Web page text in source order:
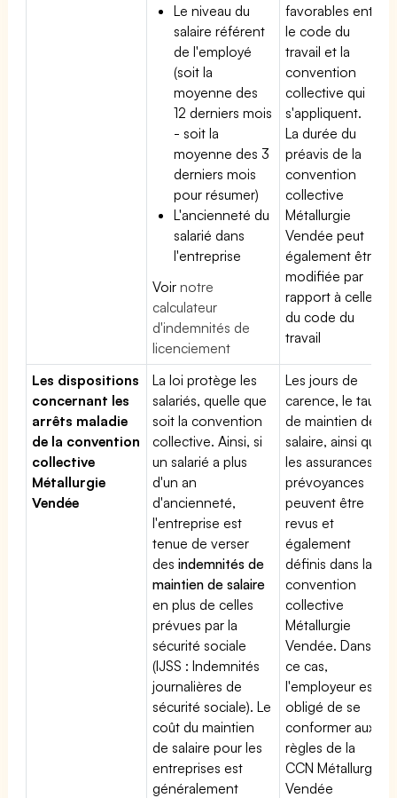
Le niveau du
salaire référent
de l'employé
(soit la
moyenne des
12 derniers mois
- soit la
moyenne des 3
derniers mois
pour résumer)
L'ancienneté du
salarié dans
l'entreprise
Voirnotre
calculateur
d'indemnités de
licenciement
favorables entre
le code du
travail et la
convention
collective qui
s'appliquent.
La durée du
préavis de la
convention
collective
Métallurgie
Vendée peut
également être
modifiée par
rapport à celle
du code du
travail
Les dispositions
concernant les
arrêts maladie
de la convention
collective
Métallurgie
Vendée
La loi protège les
salariés, quelle que
soit la convention
collective. Ainsi, si
un salarié a plus
d'un an
d'ancienneté,
l'entreprise est
tenue de verser
desindemnités de
maintien de salaire
en plus de celles
prévues par la
sécurité sociale
(IJSS : Indemnités
journalières de
sécurité sociale). Le
coût du maintien
de salaire pour les
entreprises est
généralement
Les jours de
carence, le taux
de maintien de
salaire, ainsi que
les assurances
prévoyances
peuvent être
revus et
également
définis dans la
convention
collective
Métallurgie
Vendée. Dans
ce cas,
l'employeur est
obligé de se
conformer aux
règles de la
CCN Métallurgie
Vendée